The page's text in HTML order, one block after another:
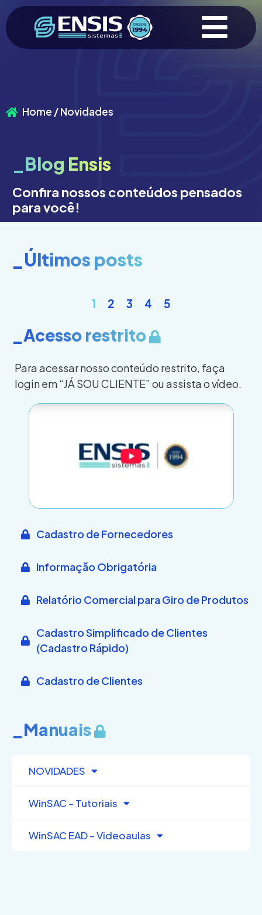
Home / Novidades
_Blog Ensis
Confira nossos conteúdos pensados
para você!
_Últimos posts
1 2 3 4 5
_Acesso restrito
Para acessar nosso conteúdo restrito, faça
login em “JÁ SOU CLIENTE” ou assista o vídeo.
Cadastro de Fornecedores
Informação Obrigatória
Relatório Comercial para Giro de Produtos
Cadastro Simplificado de Clientes
(Cadastro Rápido)
Cadastro de Clientes
_Manuais
NOVIDADES
WinSAC – Tutoriais
WinSAC EAD – Videoaulas